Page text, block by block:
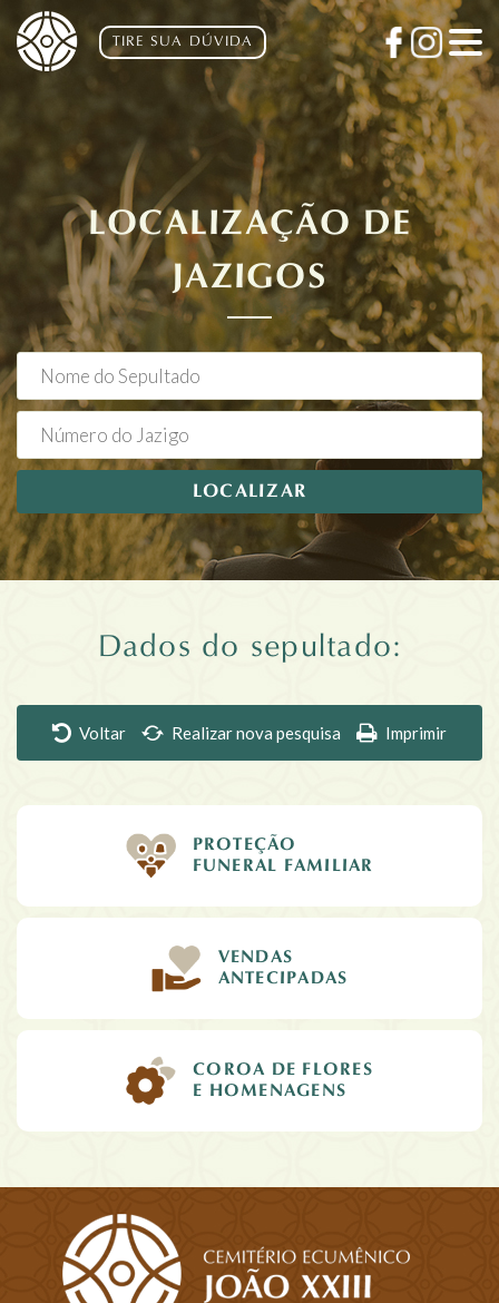
TIRE SUA DÚVIDA
LOCALIZAÇÃO DE
JAZIGOS
LOCALIZAR
Dados do sepultado:
Voltar Realizar nova pesquisa Imprimir
PROTEÇÃO
FUNERAL FAMILIAR
VENDAS
ANTECIPADAS
COROA DE FLORES
E HOMENAGENS